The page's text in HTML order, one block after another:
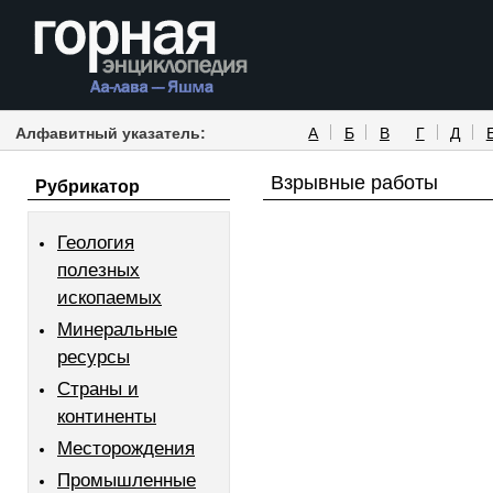
Алфавитный указатель: А Б В Г Д
Рубрикатор
Геология
полезных
ископаемых
Минеральные
ресурсы
Страны и
континенты
Месторождения
Промышленные
Взрывные работы